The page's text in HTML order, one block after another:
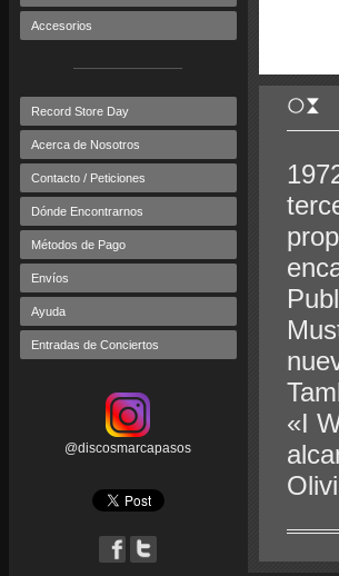
Accesorios
Record Store Day
Acerca de Nosotros
Contacto / Peticiones
Dónde Encontrarnos
Métodos de Pago
Envíos
Ayuda
Entradas de Conciertos
@discosmarcapasos
«I